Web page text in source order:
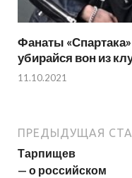
Фанаты
убирайся вон из
11.10.2021
ПРЕДЫДУЩАЯ
Тарпищев
— о российском